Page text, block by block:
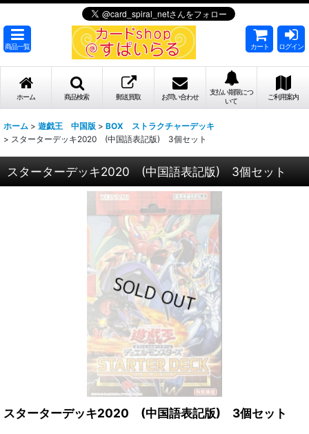
商品一覧 カート ログイン
ホーム 商品検索 郵送買取 お問い合わせ
支払い期限につ
いて
ご利用案内
ホーム > 遊戯王 中国版 > BOX ストラクチャーデッキ
> スターターデッキ2020 (中国語表記版) 3個セット
スターターデッキ2020 (中国語表記版) 3個セット
スターターデッキ2020 (中国語表記版) 3個セット